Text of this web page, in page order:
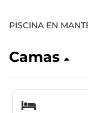
PISCINA EN
Camas